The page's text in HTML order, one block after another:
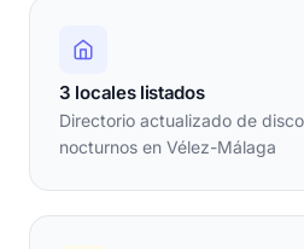
3 locales listados
Directorio actualizado de
nocturnos en Vélez-Málaga